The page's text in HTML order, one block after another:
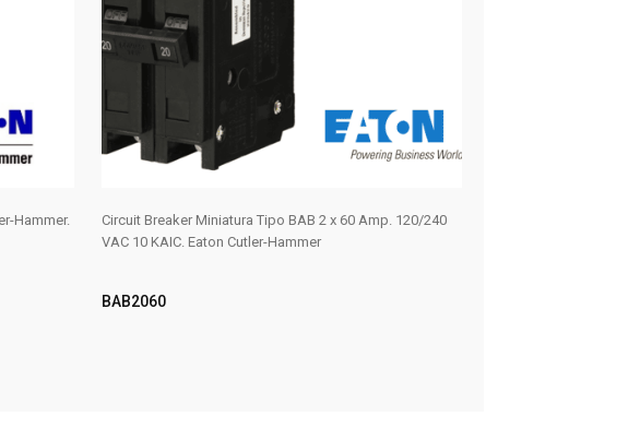
Hammer.
Circuit Breaker Miniatura Tipo BAB 2 x 60 Amp. 120/240
VAC 10 KAIC. Eaton Cutler-Hammer
BAB2060